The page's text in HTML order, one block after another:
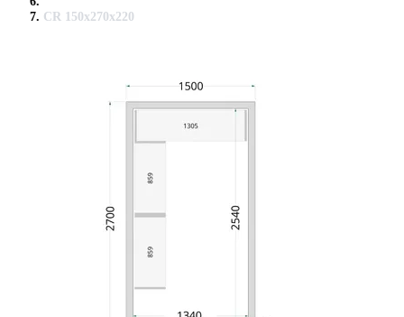
CR 150x270x220